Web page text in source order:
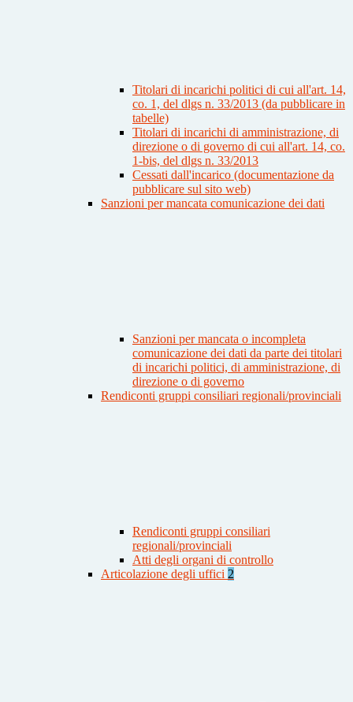
Titolari di incarichi politici di cui all'art. 14,
co. 1, del dlgs n. 33/2013 (da pubblicare in
tabelle)
Titolari di incarichi di amministrazione, di
direzione o di governo di cui all'art. 14, co.
1-bis, del dlgs n. 33/2013
Cessati dall'incarico (documentazione da
pubblicare sul sito web)
Sanzioni per mancata comunicazione dei dati
Sanzioni per mancata o incompleta
comunicazione dei dati da parte dei titolari
di incarichi politici, di amministrazione, di
direzione o di governo
Rendiconti gruppi consiliari regionali/provinciali
Rendiconti gruppi consiliari
regionali/provinciali
Atti degli organi di controllo
Articolazione degli uffici 2